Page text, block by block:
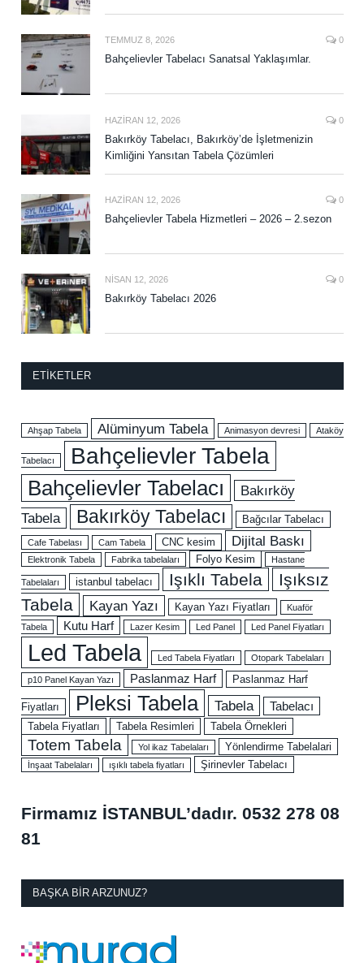
TEMMUZ 8, 2026 0
Bahçelievler Tabelacı Sanatsal Yaklaşımlar.
HAZIRAN 12, 2026 0
Bakırköy Tabelacı, Bakırköy’de İşletmenizin
Kimliğini Yansıtan Tabela Çözümleri
HAZIRAN 12, 2026 0
Bahçelievler Tabela Hizmetleri – 2026 – 2.sezon
NISAN 12, 2026 0
Bakırköy Tabelacı 2026
ETIKETLER
Ahşap Tabela Alüminyum Tabela Animasyon devresi Ataköy
Tabelacı Bahçelievler Tabela
Bahçelievler Tabelacı
Bakırköy
Tabela
Bakırköy Tabelacı Bağcılar Tabelacı
Cafe Tabelası Cam Tabela CNC kesim Dijital Baskı
Elektronik Tabela Fabrika tabelaları Folyo Kesim Hastane
Tabelaları istanbul tabelacı Işıklı Tabela
Işıksız
Tabela
Kayan Yazı Kayan Yazı Fiyatları
Kuaför
Tabela
Kutu Harf Lazer Kesim Led Panel Led Panel Fiyatları
Led Tabela Led Tabela Fiyatları Otopark Tabelaları
p10 Panel Kayan Yazı Paslanmaz Harf Paslanmaz Harf
Fiyatları Pleksi Tabela Tabela Tabelacı
Tabela Fiyatları Tabela Resimleri Tabela Örnekleri
Totem Tabela Yol ikaz Tabelaları Yönlendirme Tabelalari
İnşaat Tabelaları ışıklı tabela fiyatları Şirinevler Tabelacı
Firmamız İSTANBUL’dadır. 0532 278 08
81
BAŞKA BIR ARZUNUZ?